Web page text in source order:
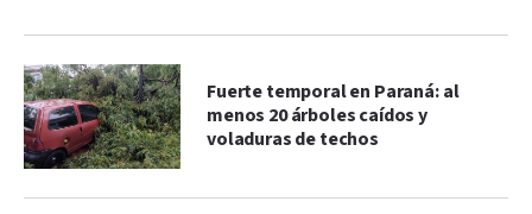
Fuerte temporal en Paraná: al
menos 20 árboles caídos y
voladuras de techos